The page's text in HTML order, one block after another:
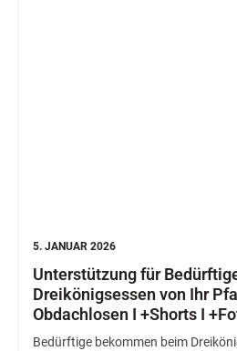
5. JANUAR 2026
Unterstützung für
Dreikönigsessen von Ihr
Obdachlosen I +Shorts I
Bedürftige bekommen beim